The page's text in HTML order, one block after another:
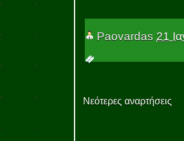
Paovardas 21
Νεότερες αναρτήσεις